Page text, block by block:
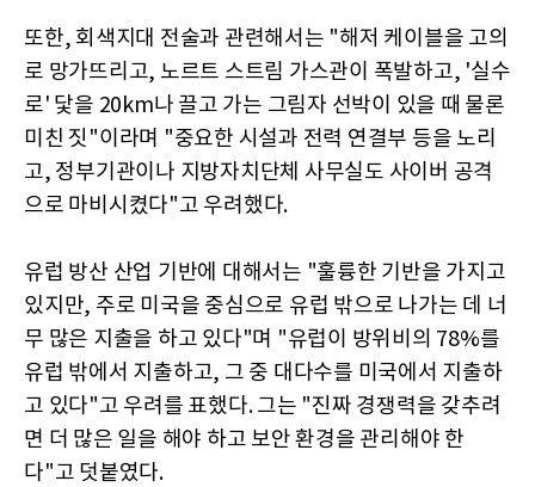
또한, 회색지대 전술과 관련해서는 "해저 케이블을 고의
로 망가뜨리고, 노르트 스트림 가스관이 폭발하고, '실수
로' 닻을 20km나 끌고 가는 그림자 선박이 있을 때 물론
미친 짓"이라며 "중요한 시설과 전력 연결부 등을 노리
고, 정부기관이나 지방자치단체 사무실도 사이버 공격
으로 마비시켰다"고 우려했다.
유럽 방산 산업 기반에 대해서는 "훌륭한 기반을 가지고
있지만, 주로 미국을 중심으로 유럽 밖으로 나가는 데 너
무 많은 지출을 하고 있다"며 "유럽이 방위비의 78%를
유럽 밖에서 지출하고, 그 중 대다수를 미국에서 지출하
고 있다"고 우려를 표했다. 그는 "진짜 경쟁력을 갖추려
면 더 많은 일을 해야 하고 보안 환경을 관리해야 한
다"고 덧붙였다.